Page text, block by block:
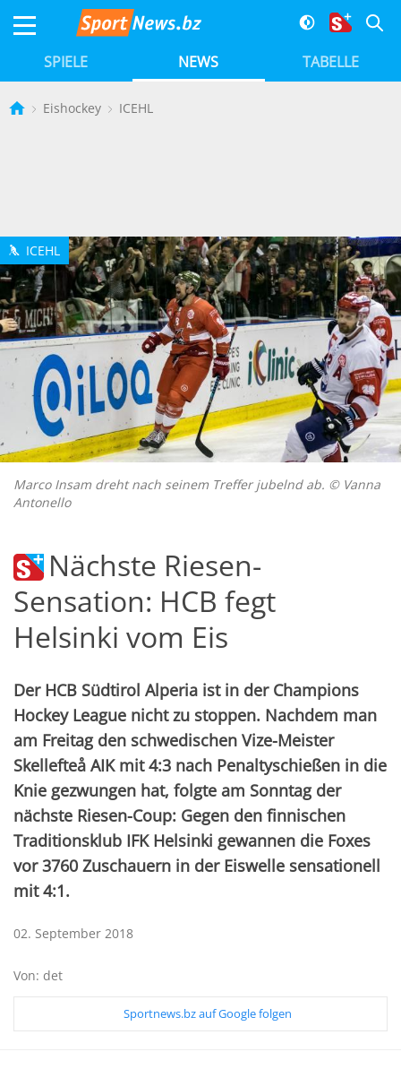
SPIELE NEWS TABELLE
Eishockey ICEHL
h ICEHL
Marco Insam dreht nach seinem Treffer jubelnd ab. © Vanna
Antonello
Nächste Riesen-
Sensation: HCB fegt
Helsinki vom Eis
Der HCB Südtirol Alperia ist in der Champions
Hockey League nicht zu stoppen. Nachdem man
am Freitag den schwedischen Vize-Meister
Skellefteå AIK mit 4:3 nach Penaltyschießen in die
Knie gezwungen hat, folgte am Sonntag der
nächste Riesen-Coup: Gegen den finnischen
Traditionsklub IFK Helsinki gewannen die Foxes
vor 3760 Zuschauern in der Eiswelle sensationell
mit 4:1.
02. September 2018
Von: det
Sportnews.bz auf Google folgen